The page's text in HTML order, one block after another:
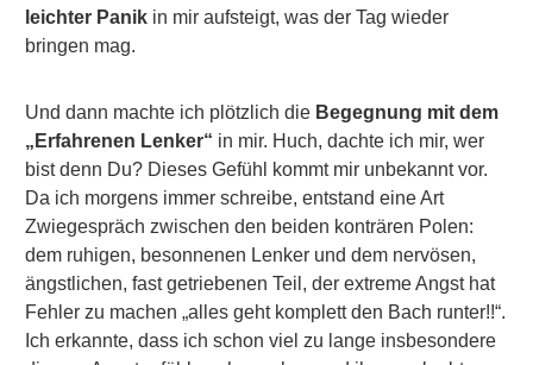
leichter Panik in mir aufsteigt, was der Tag wieder
bringen mag.
Und dann machte ich plötzlich die Begegnung mit dem
„Erfahrenen Lenker“ in mir. Huch, dachte ich mir, wer
bist denn Du? Dieses Gefühl kommt mir unbekannt vor.
Da ich morgens immer schreibe, entstand eine Art
Zwiegespräch zwischen den beiden konträren Polen:
dem ruhigen, besonnenen Lenker und dem nervösen,
ängstlichen, fast getriebenen Teil, der extreme Angst hat
Fehler zu machen „alles geht komplett den Bach runter!!“.
Ich erkannte, dass ich schon viel zu lange insbesondere